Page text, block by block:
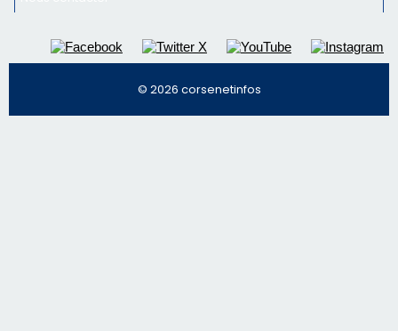
© 2026 corsenetinfos